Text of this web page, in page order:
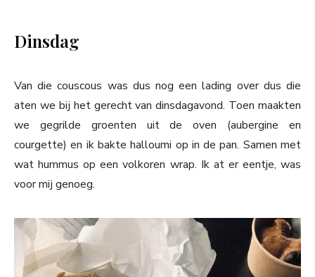
Dinsdag
Van die couscous was dus nog een lading over dus die
aten we bij het gerecht van dinsdagavond. Toen maakten
we gegrilde groenten uit de oven (aubergine en
courgette) en ik bakte halloumi op in de pan. Samen met
wat hummus op een volkoren wrap. Ik at er eentje, was
voor mij genoeg.